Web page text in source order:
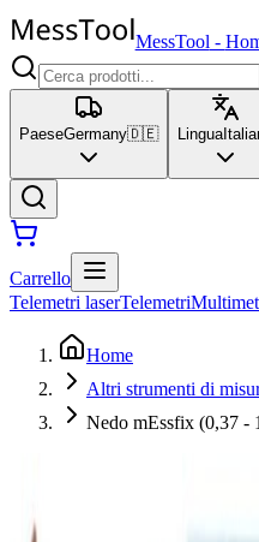
MessTool -
PaeseGermany🇩🇪 Lingua
Carrello
Telemetri laserTelemetri
Home
Altri strumenti di
Nedo mEssfix (0,37 -